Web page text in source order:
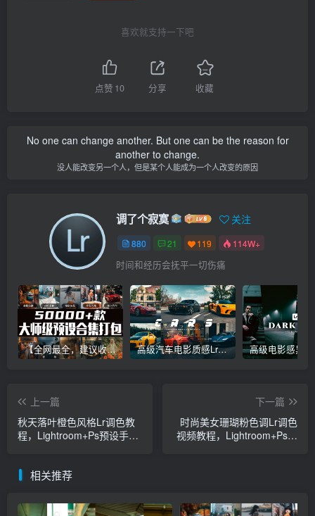
喜欢就支持一下吧
点赞 10 分享 收藏
No one can change another. But one can be the reason for
another to change.
没人能改变另一个人，但是某个人能成为一个人改变的原因
调了个寂寞 关注
880 21 119 114W+
时间和经历会抚平一切伤痛
【全网最全，建议收藏】5万多款Lr顶级调色预设合集，精心整理，分类清晰，摄影师调色师必备素材，够用一辈子！ 高级汽车电影质感Lr调色教程，手机滤镜PS+Lightroom预设下载！
上一篇
秋天落叶橙色风格Lr调色教
程，Lightroom+Ps预设手机
下一篇
时尚美女珊瑚粉色调Lr调色
视频教程，Lightroom+Ps预
相关推荐